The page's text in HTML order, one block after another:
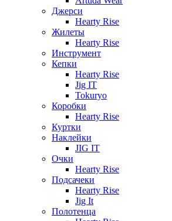
Джерси
Hearty Rise
Жилеты
Hearty Rise
Инструмент
Кепки
Hearty Rise
Jig IT
Tokuryo
Коробки
Hearty Rise
Куртки
Наклейки
JIG IT
Очки
Hearty Rise
Подсачеки
Hearty Rise
Jig It
Полотенца